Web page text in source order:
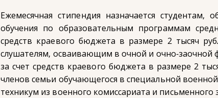
Ежемесячная стипендия назначается
обучения по образовательным программам
средств краевого бюджета в размере 2 тысяч
слушателям, осваивающим в очной и очно-заочной
за счет средств краевого бюджета в размере 2
членов семьи обучающегося в специальной
техникум из военного комиссариата и письменного